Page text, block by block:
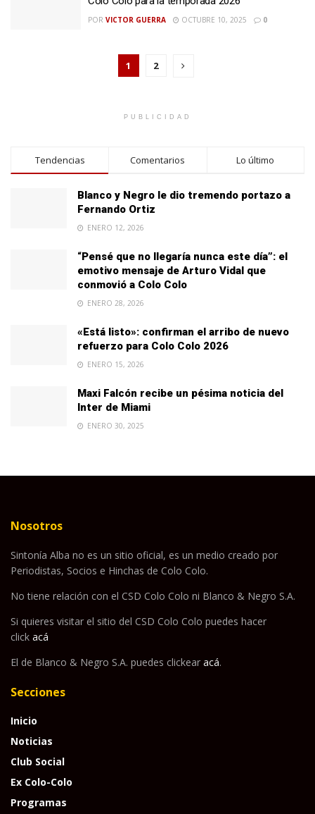
POR VICTOR GUERRA OCTUBRE 10, 2025 0
1 2
PUBLICIDAD
Tendencias Comentarios Lo último
Blanco y Negro le dio tremendo portazo a
Fernando Ortiz
ENERO 12, 2026
“Pensé que no llegaría nunca este día”: el
emotivo mensaje de Arturo Vidal que
conmovió a Colo Colo
ENERO 28, 2026
«Está listo»: confirman el arribo de nuevo
refuerzo para Colo Colo 2026
ENERO 15, 2026
Maxi Falcón recibe un pésima noticia del
Inter de Miami
ENERO 30, 2025
Nosotros
Sintonía Alba no es un sitio oficial, es un medio creado por
Periodistas, Socios e Hinchas de Colo Colo.
No tiene relación con el CSD Colo Colo ni Blanco & Negro S.A.
Si quieres visitar el sitio del CSD Colo Colo puedes hacer
click acá
El de Blanco & Negro S.A. puedes clickear acá.
Secciones
Inicio
Noticias
Club Social
Ex Colo-Colo
Programas